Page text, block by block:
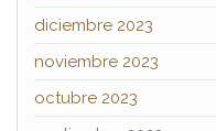
diciembre 2023
noviembre 2023
octubre 2023